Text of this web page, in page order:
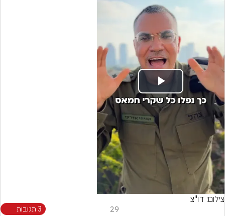
Play
Video
צילום: דו"צ
29 3 תגובות